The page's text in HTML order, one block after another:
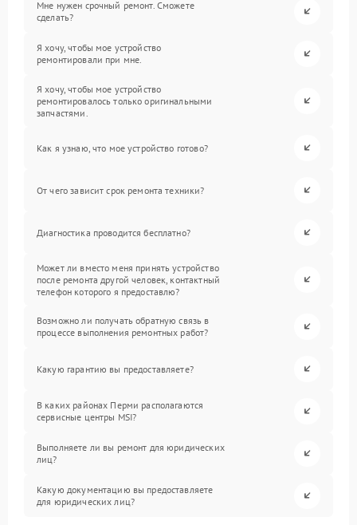
Мне нужен срочный ремонт. Сможете
сделать?
Я хочу, чтобы мое устройство
ремонтировали при мне.
Я хочу, чтобы мое устройство
ремонтировалось только оригинальными
запчастями.
Как я узнаю, что мое устройство готово?
От чего зависит срок ремонта техники?
Диагностика проводится бесплатно?
Может ли вместо меня принять устройство
после ремонта другой человек, контактный
телефон которого я предоставлю?
Возможно ли получать обратную связь в
процессе выполнения ремонтных работ?
Какую гарантию вы предоставляете?
В каких районах Перми располагаются
сервисные центры MSI?
Выполняете ли вы ремонт для юридических
лиц?
Какую документацию вы предоставляете
для юридических лиц?